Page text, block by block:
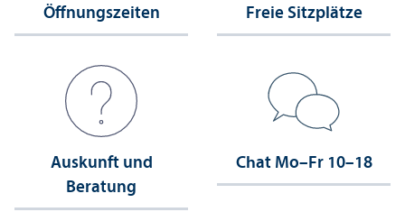
Öffnungs­zeiten Freie Sitzplätze
Auskunft und
Beratung
Chat Mo–Fr 10–18